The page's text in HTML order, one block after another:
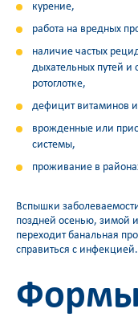
курение,
работа на вредных
наличие частых
дыхательных путей и
ротоглотке,
дефицит витаминов
врожденные или
системы,
проживание в
Вспышки
поздней осенью, зимой
переходит банальная
справиться с инфекцией.
Формы